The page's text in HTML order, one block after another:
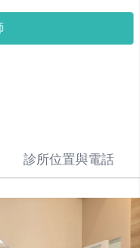
診所位置與電話